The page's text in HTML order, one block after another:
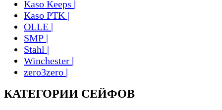
Kaso Keeps |
Kaso PTK |
OLLE |
SMP |
Stahl |
Winchester |
zero3zero |
КАТЕГОРИИ СЕЙФОВ